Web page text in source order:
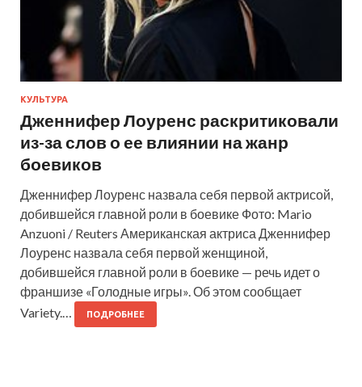
КУЛЬТУРА
Дженнифер Лоуренс раскритиковали
из-за слов о ее влиянии на жанр
боевиков
Дженнифер Лоуренс назвала себя первой актрисой,
добившейся главной роли в боевике Фото: Mario
Anzuoni / Reuters Американская актриса Дженнифер
Лоуренс назвала себя первой женщиной,
добившейся главной роли в боевике — речь идет о
франшизе «Голодные игры». Об этом сообщает
Variety.…
ПОДРОБНЕЕ